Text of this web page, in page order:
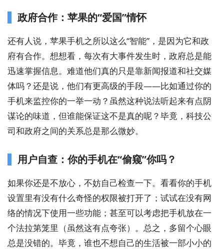
政府合作：苹果的“爱国”情怀
还有人说，苹果手机之所以这么“智能”，是因为它和政
府有合作。想想看，每次有大事件发生时，政府总是能
迅速掌握信息。难道他们真的只是靠新闻报道和社交媒
体吗？还是说，他们有更高级的手段——比如通过你的
手机来监控你的一举一动？虽然这种说法听起来有点阴
谋论的味道，但谁能保证这不是真的呢？毕竟，科技公
司和政府之间的关系总是那么微妙。
用户自查：你的手机在“偷窥”你吗？
如果你还是不放心，不妨自己检查一下。看看你的手机
设置里有没有什么奇怪的权限被打开了；试试在没有网
络的情况下使用一些功能；甚至可以考虑把手机放在一
个法拉第笼里（虽然这有点夸张）。总之，多留个心眼
总是没错的。毕竟，谁也不想自己的生活被一部小小的